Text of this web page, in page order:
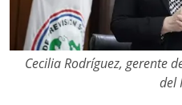
Cecilia Rodríguez, gerente
del